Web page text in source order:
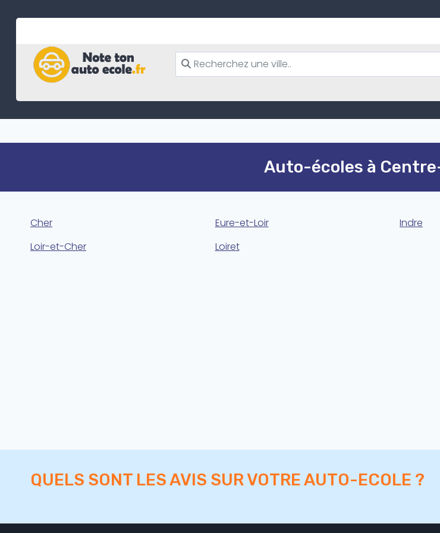
Auto-écoles à
Cher Eure-et-Loir Indre
Loir-et-Cher
Loiret
QUELS SONT LES AVIS SUR VOTRE AUTO-ECOLE ?